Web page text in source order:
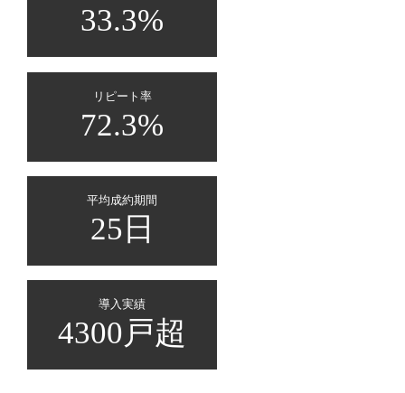
33.3%
リピート率
72.3%
平均成約期間
25日
導入実績
4300戸超